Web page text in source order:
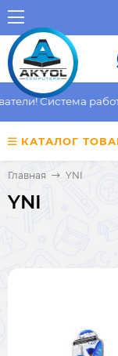
Система
КАТАЛОГ
Главная YNI
YNI